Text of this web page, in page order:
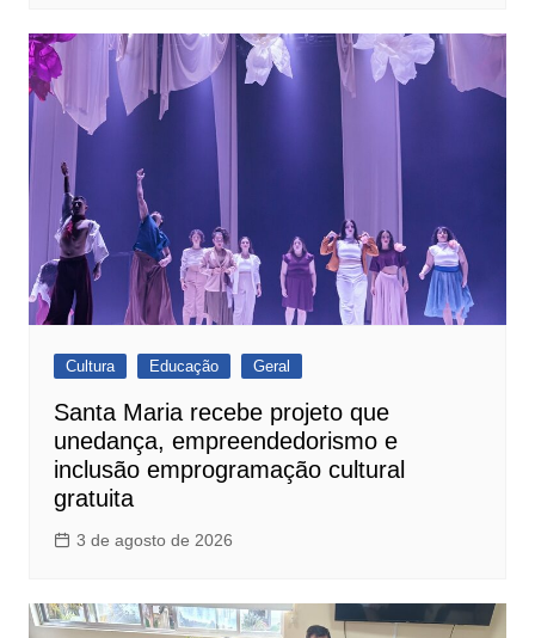
Cultura Educação Geral
Santa Maria recebe projeto que
unedança, empreendedorismo e
inclusão emprogramação cultural
gratuita
3 de agosto de 2026